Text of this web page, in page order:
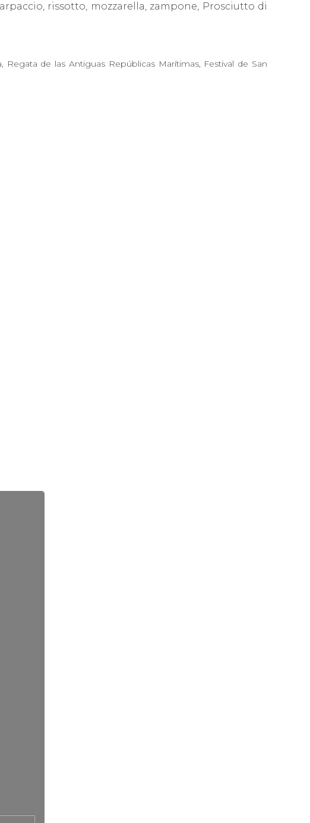
rissotto, mozzarella, zampone, Prosciutto di
Regata de las Antiguas Repúblicas Marítimas, Festival de San